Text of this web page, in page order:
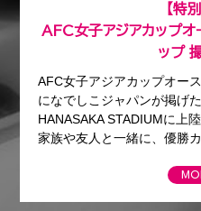
【特
AFC女子アジアカップ
ップ
AFC女子アジアカップオー
になでしこジャパンが掲げ
HANASAKA STADIUMに上陸
家族や友人と一緒に、優勝